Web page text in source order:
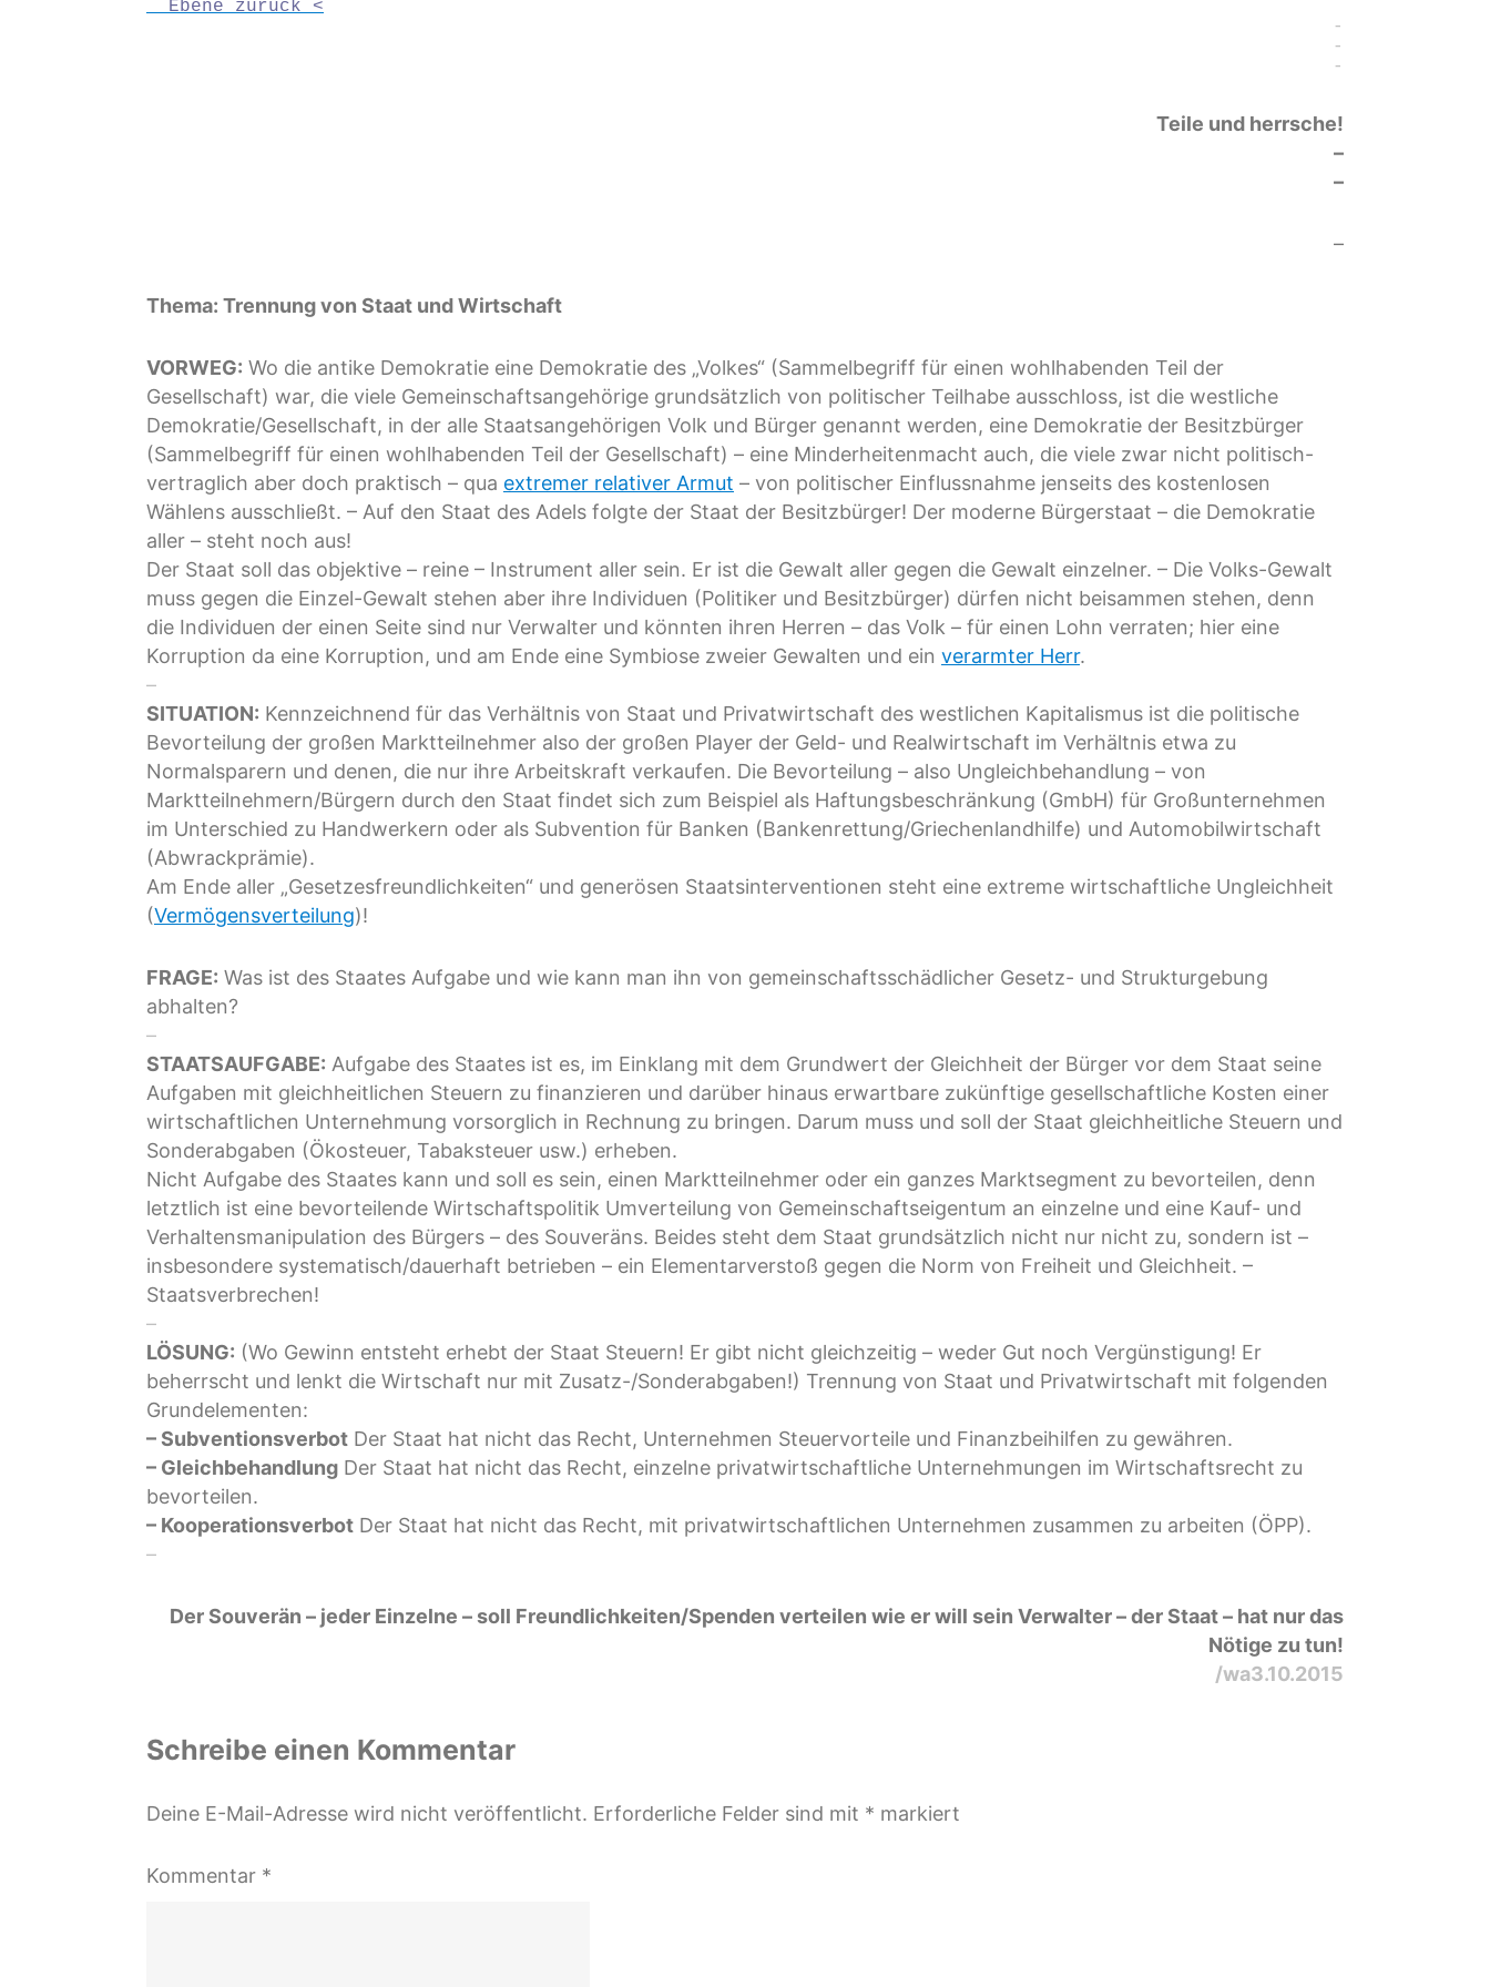
Ebene zurück <
-
-
-
Teile und herrsche!
–
–
–
Thema: Trennung von Staat und Wirtschaft
VORWEG: Wo die antike Demokratie eine Demokratie des „Volkes“ (Sammelbegriff für einen wohlhabenden Teil der
Gesellschaft) war, die viele Gemeinschaftsangehörige grundsätzlich von politischer Teilhabe ausschloss, ist die westliche
Demokratie/Gesellschaft, in der alle Staatsangehörigen Volk und Bürger genannt werden, eine Demokratie der Besitzbürger
(Sammelbegriff für einen wohlhabenden Teil der Gesellschaft) – eine Minderheitenmacht auch, die viele zwar nicht politisch-
vertraglich aber doch praktisch – qua extremer relativer Armut – von politischer Einflussnahme jenseits des kostenlosen
Wählens ausschließt. – Auf den Staat des Adels folgte der Staat der Besitzbürger! Der moderne Bürgerstaat – die Demokratie
aller – steht noch aus!
Der Staat soll das objektive – reine – Instrument aller sein. Er ist die Gewalt aller gegen die Gewalt einzelner. – Die Volks-Gewalt
muss gegen die Einzel-Gewalt stehen aber ihre Individuen (Politiker und Besitzbürger) dürfen nicht beisammen stehen, denn
die Individuen der einen Seite sind nur Verwalter und könnten ihren Herren – das Volk – für einen Lohn verraten; hier eine
Korruption da eine Korruption, und am Ende eine Symbiose zweier Gewalten und ein verarmter Herr.
–
SITUATION: Kennzeichnend für das Verhältnis von Staat und Privatwirtschaft des westlichen Kapitalismus ist die politische
Bevorteilung der großen Marktteilnehmer also der großen Player der Geld- und Realwirtschaft im Verhältnis etwa zu
Normalsparern und denen, die nur ihre Arbeitskraft verkaufen. Die Bevorteilung – also Ungleichbehandlung – von
Marktteilnehmern/Bürgern durch den Staat findet sich zum Beispiel als Haftungsbeschränkung (GmbH) für Großunternehmen
im Unterschied zu Handwerkern oder als Subvention für Banken (Bankenrettung/Griechenlandhilfe) und Automobilwirtschaft
(Abwrackprämie).
Am Ende aller „Gesetzesfreundlichkeiten“ und generösen Staatsinterventionen steht eine extreme wirtschaftliche Ungleichheit
(Vermögensverteilung)!
FRAGE: Was ist des Staates Aufgabe und wie kann man ihn von gemeinschaftsschädlicher Gesetz- und Strukturgebung
abhalten?
–
STAATSAUFGABE: Aufgabe des Staates ist es, im Einklang mit dem Grundwert der Gleichheit der Bürger vor dem Staat seine
Aufgaben mit gleichheitlichen Steuern zu finanzieren und darüber hinaus erwartbare zukünftige gesellschaftliche Kosten einer
wirtschaftlichen Unternehmung vorsorglich in Rechnung zu bringen. Darum muss und soll der Staat gleichheitliche Steuern und
Sonderabgaben (Ökosteuer, Tabaksteuer usw.) erheben.
Nicht Aufgabe des Staates kann und soll es sein, einen Marktteilnehmer oder ein ganzes Marktsegment zu bevorteilen, denn
letztlich ist eine bevorteilende Wirtschaftspolitik Umverteilung von Gemeinschaftseigentum an einzelne und eine Kauf- und
Verhaltensmanipulation des Bürgers – des Souveräns. Beides steht dem Staat grundsätzlich nicht nur nicht zu, sondern ist –
insbesondere systematisch/dauerhaft betrieben – ein Elementarverstoß gegen die Norm von Freiheit und Gleichheit. –
Staatsverbrechen!
–
LÖSUNG: (Wo Gewinn entsteht erhebt der Staat Steuern! Er gibt nicht gleichzeitig – weder Gut noch Vergünstigung! Er
beherrscht und lenkt die Wirtschaft nur mit Zusatz-/Sonderabgaben!) Trennung von Staat und Privatwirtschaft mit folgenden
Grundelementen:
– Subventionsverbot Der Staat hat nicht das Recht, Unternehmen Steuervorteile und Finanzbeihilfen zu gewähren.
– Gleichbehandlung Der Staat hat nicht das Recht, einzelne privatwirtschaftliche Unternehmungen im Wirtschaftsrecht zu
bevorteilen.
– Kooperationsverbot Der Staat hat nicht das Recht, mit privatwirtschaftlichen Unternehmen zusammen zu arbeiten (ÖPP).
–
Der Souverän – jeder Einzelne – soll Freundlichkeiten/Spenden verteilen wie er will sein Verwalter – der Staat – hat nur das
Nötige zu tun!
/wa3.10.2015
Schreibe einen Kommentar
Deine E-Mail-Adresse wird nicht veröffentlicht. Erforderliche Felder sind mit * markiert
Kommentar *